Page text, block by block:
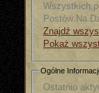
Wszystkich
Postów Na
Znajdź
Pokaż
Ogólne
Ostatnio